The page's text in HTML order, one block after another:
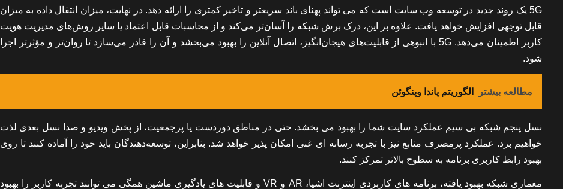
5G یک روند جدید در توسعه وب سایت است که می تواند پهنای باند سریعتر و تاخیر کمتری را ارائه دهد. در نهایت، میزان انتقال داده به میزان
قابل توجهی افزایش خواهد یافت. علاوه بر این، درک برش شبکه را آسان‌تر می‌کند و از محاسبات قابل اعتماد یا سایر روش‌های مدیریت هویت
کاربر اطمینان می‌دهد. 5G با انبوهی از قابلیت‌های هیجان‌انگیز، اتصال آنلاین را بهبود می‌بخشد و آن را قادر می‌سازد تا روان‌تر و مؤثرتر اجرا
شود.
مطالعه بیشتر الگوریتم پاندا وپنگوئن
نسل پنجم شبکه بی سیم عملکرد سایت شما را بهبود می بخشد. حتی در مناطق دوردست یا پرجمعیت، از پخش ویدیو و صدا نسل بعدی لذت
خواهیم برد. عملکرد پرمصرف منابع نیز با تجربه رسانه ای غنی امکان پذیر خواهد شد. بنابراین، توسعه‌دهندگان باید خود را آماده کنند تا روی
بهبود رابط کاربری برنامه به سطوح بالاتر تمرکز کنند.
معماری شبکه بهبود یافته، برنامه های کاربردی اینترنت اشیا، AR و VR و قابلیت های یادگیری ماشین همگی می توانند تجربه کاربر را بهبود